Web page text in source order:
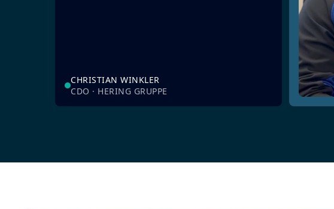
CHRISTIAN WINKLER
CDO · HERING GRUPPE